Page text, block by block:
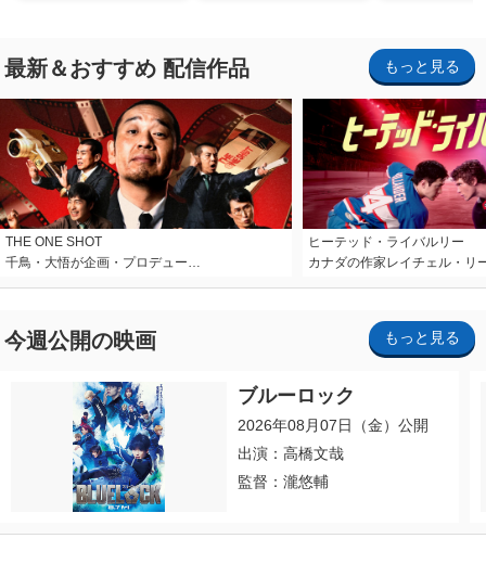
最新＆おすすめ 配信作品 もっと見る
THE ONE SHOT
千鳥・大悟が企画・プロデュー…
ヒーテッド・ライバルリー
カナダの作家レイチェル・リ
今週公開の映画 もっと見る
ブルーロック
2026年08月07日（金）公開
出演：高橋文哉
監督：瀧悠輔